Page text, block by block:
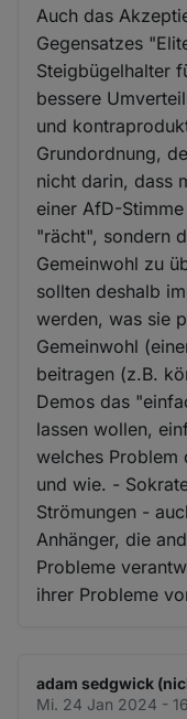
Auch das
Gegensatzes
Steigbügelhalter
bessere
und
Grundordnung,
nicht darin, dass
einer AfD-
"rächt", sondern
Gemeinwohl zu
sollten deshalb
werden, was sie
Gemeinwohl
beitragen (z.B.
Demos das
lassen wollen,
welches Problem
und wie. -
Strömungen -
Anhänger, die
Probleme
ihrer Probleme
adam sedgwick
Mi. 24 Jan 2024 -